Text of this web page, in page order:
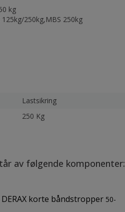
kg
250kg,MBS 250kg
Lastsikring
250 Kg
av følgende komponenter:
korte båndstropper 50-